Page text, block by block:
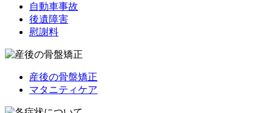
自動車事故
後遺障害
慰謝料
産後の骨盤矯正
マタニティケア